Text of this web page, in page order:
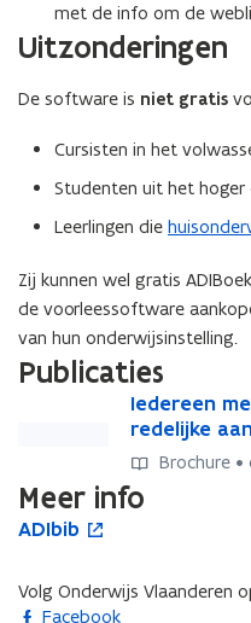
met de info om de
Uitzonderingen
De software is niet gratis
Cursisten in het
Studenten uit het hoger
Leerlingen die
Zij kunnen wel gratis
de voorleessoftware
van hun onderwijsinstelling.
Publicaties
r
e
n
m
Iedereen
redelijke
I
e
d
e
r
m
Brochure
Meer info
A
b
o
n
ADIbib
A
b
Volg Onderwijs Vlaanderen
Facebook
opent in nieuw venster